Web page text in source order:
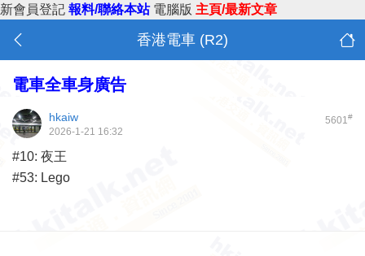
新會員登記 報料/聯絡本站 電腦版 主頁/最新文章
香港電車 (R2)
電車全車身廣告
5601#
hkaiw
2026-1-21 16:32
#10: 夜王
#53: Lego